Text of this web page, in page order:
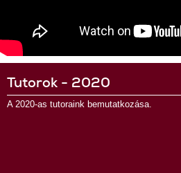
Tutorok - 2020
A 2020-as tutoraink bemutatkozása.